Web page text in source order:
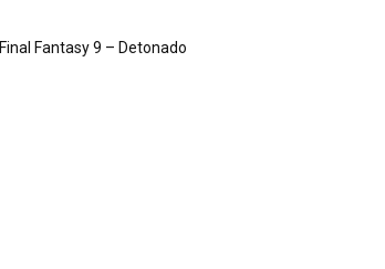
Final Fantasy 9 – Detonado